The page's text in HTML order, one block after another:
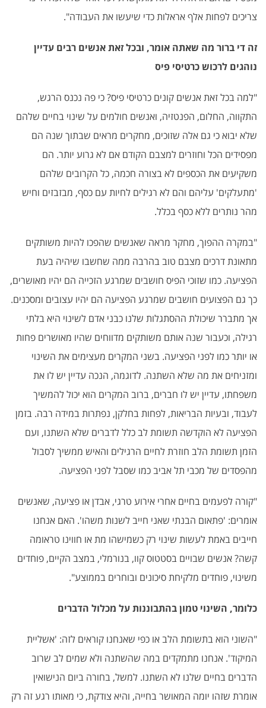
צריכים לפחות אלף אראלות כדי שיעשו את העבודה".
זה די ברור מה שאתה אומר, ובכל זאת אנשים רבים עדיין
נוהגים לרכוש כרטיסי פיס
"למה בכל זאת אנשים קונים כרטיסי פיס? כי פה נכנס הרגש,
התקווה, החלום, הפנטזיה, ואנשים חולמים על שינוי בחיים שלהם
שלא יבוא כי גם אלה שזוכים, מחקרים מראים שבתוך שנה הם
מפסידים הכל וחוזרים למצבם הקודם אם לא גרוע יותר. הם
משקיעים את הכספים לא בצורה חכמה, כל הקרובים שלהם
'מתעלקים' עליהם והם לא רגילים לחיות עם כסף, מבזבזים וחיש
מהר נותרים ללא כסף בכלל.
"במקרה ההפוך, מחקר מראה שאנשים שהפכו להיות משותקים
מתאונת דרכים מצבם טוב בהרבה ממה שחשבו שיהיה בעת
הפציעה. כמו שזוכי הפיס חושבים שמרגע הזכייה הם יהיו מאושרים,
כך גם הפצועים חושבים שמרגע הפציעה הם יהיו עצובים ומסכנים.
אך מתברר שיכולת ההסתגלות שלנו כבני אדם לשינוי היא בלתי
רגילה, וכעבור שנה אותם משותקים מדווחים שהיו מאושרים פחות
או יותר כמו לפני הפציעה. בשני המקרים מעצימים את השינוי
ומזניחים את מה שלא השתנה. לדוגמה, הנכה עדיין יש לו את
משפחתו, עדיין יש לו חברים, ברוב המקרים הוא יכול להמשיך
לעבוד, ובעיות הבריאות, לפחות בחלקן, נפתרות במידה רבה. בזמן
הפציעה לא הוקדשה תשומת לב כלל לדברים שלא השתנו, ועם
הזמן תשומת הלב חוזרת לחיים הרגילים והאיש ממשיך לסבול
מהפסדים של מכבי תל אביב כמו שסבל לפני הפציעה.
"קורה לפעמים בחיים אחרי אירוע טרגי, אבדן או פציעה, שאנשים
אומרים: 'פתאום הבנתי שאני חייב לשנות משהו'. האם אנחנו
חייבים באמת לעשות שינוי רק כשמישהו מת או חווינו טראומה
קשה? אנשים שבויים בסטטוס קוו, בנורמלי, במצב הקיים, פוחדים
משינוי, פוחדים מלקיחת סיכונים ובוחרים בממוצע".
כלומר, השינוי טמון בהתבוננות על מכלול הדברים
"השוני הוא בתשומת הלב או כפי שאנחנו קוראים לזה: 'אשליית
המיקוד'. אנחנו מתמקדים במה שהשתנה ולא שמים לב שרוב
הדברים בחיים שלנו לא השתנו. למשל, בחורה ביום הנישואין
אומרת שזהו יומה המאושר בחייה, והיא צודקת, כי מאותו רגע זה רק